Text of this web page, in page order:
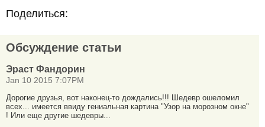
Поделиться:
Обсуждение статьи
Эраст Фандорин
Jan 10 2015 7:07PM
Дорогие друзья, вот наконец-то дождались!!! Шедевр ошеломил
всех... имеется ввиду гениальная картина "Узор на морозном окне"
! Или еще другие шедевры...